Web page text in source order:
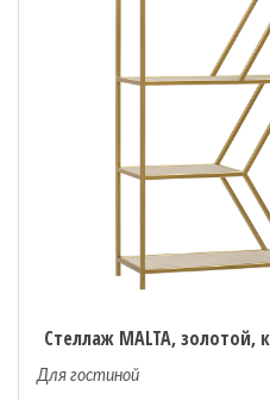
Стеллаж MALTA, золотой,
Для гостиной